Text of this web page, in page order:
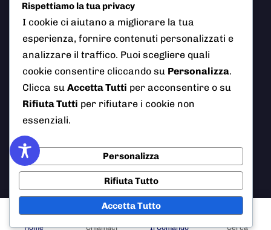
© 2026 Polizia Locale del Comune di Ciampino (Roma). Tutti
i diritti riservati
AI Info
Cookie Policy Credits
Home Chiamaci Il Comando Cerca
Rispettiamo la tua privacy
I cookie ci aiutano a migliorare la tua
esperienza, fornire contenuti personalizzati e
analizzare il traffico. Puoi scegliere quali
cookie consentire cliccando su Personalizza.
Clicca su Accetta Tutti per acconsentire o su
Rifiuta Tutti per rifiutare i cookie non
essenziali.
Personalizza
Rifiuta Tutto
Accetta Tutto